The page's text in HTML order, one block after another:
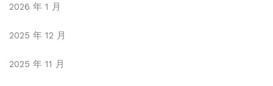
2026 年 1 月
2025 年 12 月
2025 年 11 月